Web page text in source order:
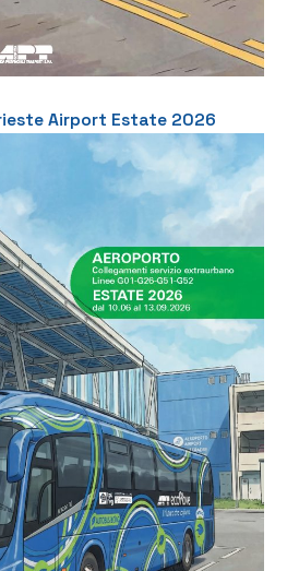
Airport Estate 2026